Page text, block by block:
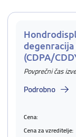
(CDPA/
Povprečni čas
Podrobno
Cena:
Cena za vzreditelje: